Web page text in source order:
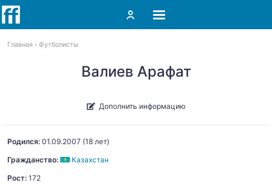
Главная Футболисты
Валиев Арафат
Дополнить информацию
Родился: 01.09.2007 (18 лет)
Гражданство:
Казахстан
Рост: 172